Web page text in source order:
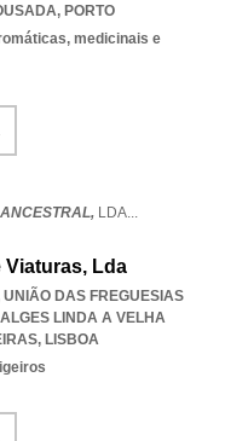
, PORTO
medicinais e
LDA...
Viaturas, Lda
DAS FREGUESIAS
LINDA A VELHA
, LISBOA